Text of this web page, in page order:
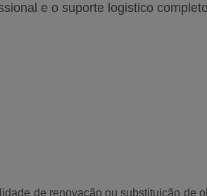
e o suporte logistico
de renovação ou substituição de